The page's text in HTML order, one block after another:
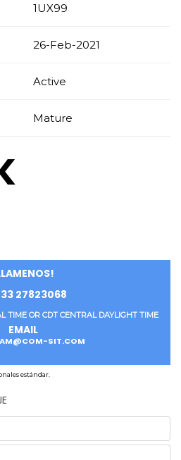
1UX99
26-Feb-2021
Active
Mature
27823068
TIME OR CDT CENTRAL DAYLIGHT TIME
EMAIL
SIT.COM
estándar.